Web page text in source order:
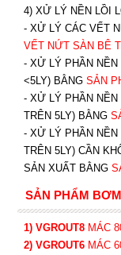
4) XỬ LÝ NỀN LỒI
- XỬ LÝ CÁC VẾT
VẾT NỨT SÀN BÊ
- XỬ LÝ PHẦN NỀN
<5LY) BẰNG SẢN
- XỬ LÝ PHẦN NỀN
TRÊN 5LY) BẰNG
- XỬ LÝ PHẦN NỀN
TRÊN 5LY) CẦN
SẢN XUẤT BẰNG
SẢN PHẨM
1) VGROUT8 MÁC
2) VGROUT6MÁC